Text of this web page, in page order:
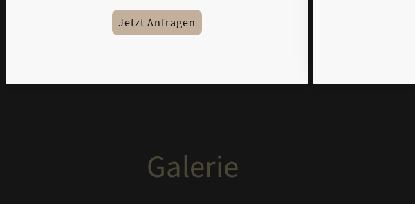
Jetzt Anfragen
Galerie